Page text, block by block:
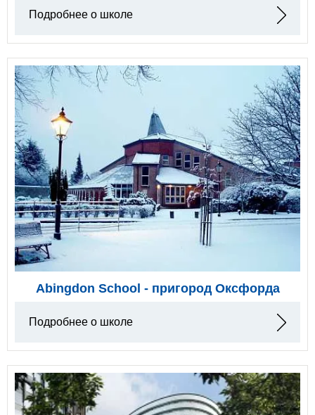
Подробнее о школе
Abingdon School - пригород Оксфорда
Подробнее о школе